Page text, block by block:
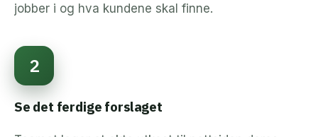
jobber i og hva kundene skal finne.
2
Se det ferdige forslaget